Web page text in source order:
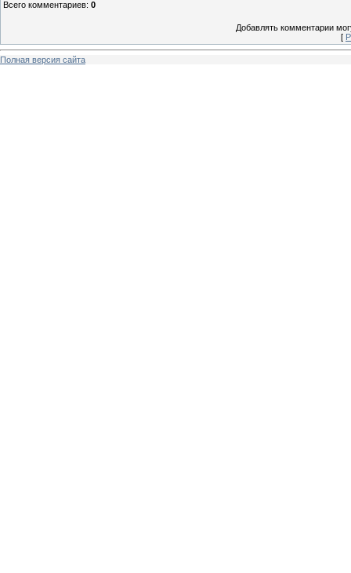
Всего комментариев: 0
Добавлять комментарии
[
Полная версия сайта